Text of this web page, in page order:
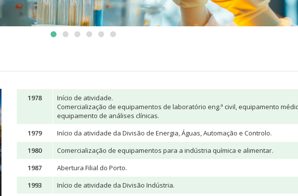
1978
Início de atividade.
Comercialização de equipamentos de laboratório eng.ª civil, equipamento
equipamento de análises clínicas.
1979
Início da atividade da Divisão de Energia, Águas, Automação e Controlo.
1980
Comercialização de equipamentos para a indústria química e alimentar.
1987
Abertura Filial do Porto.
1993
Início de atividade da Divisão Indústria.